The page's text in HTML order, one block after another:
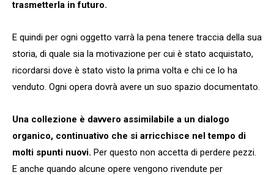
trasmetterla in futuro.
E quindi per ogni oggetto varrà la pena tenere traccia della sua
storia, di quale sia la motivazione per cui è stato acquistato,
ricordarsi dove è stato visto la prima volta e chi ce lo ha
venduto. Ogni opera dovrà avere un suo spazio documentato.
Una collezione è davvero assimilabile a un dialogo
organico, continuativo che si arricchisce nel tempo di
molti spunti nuovi. Per questo non accetta di perdere pezzi.
E anche quando alcune opere vengono rivendute per